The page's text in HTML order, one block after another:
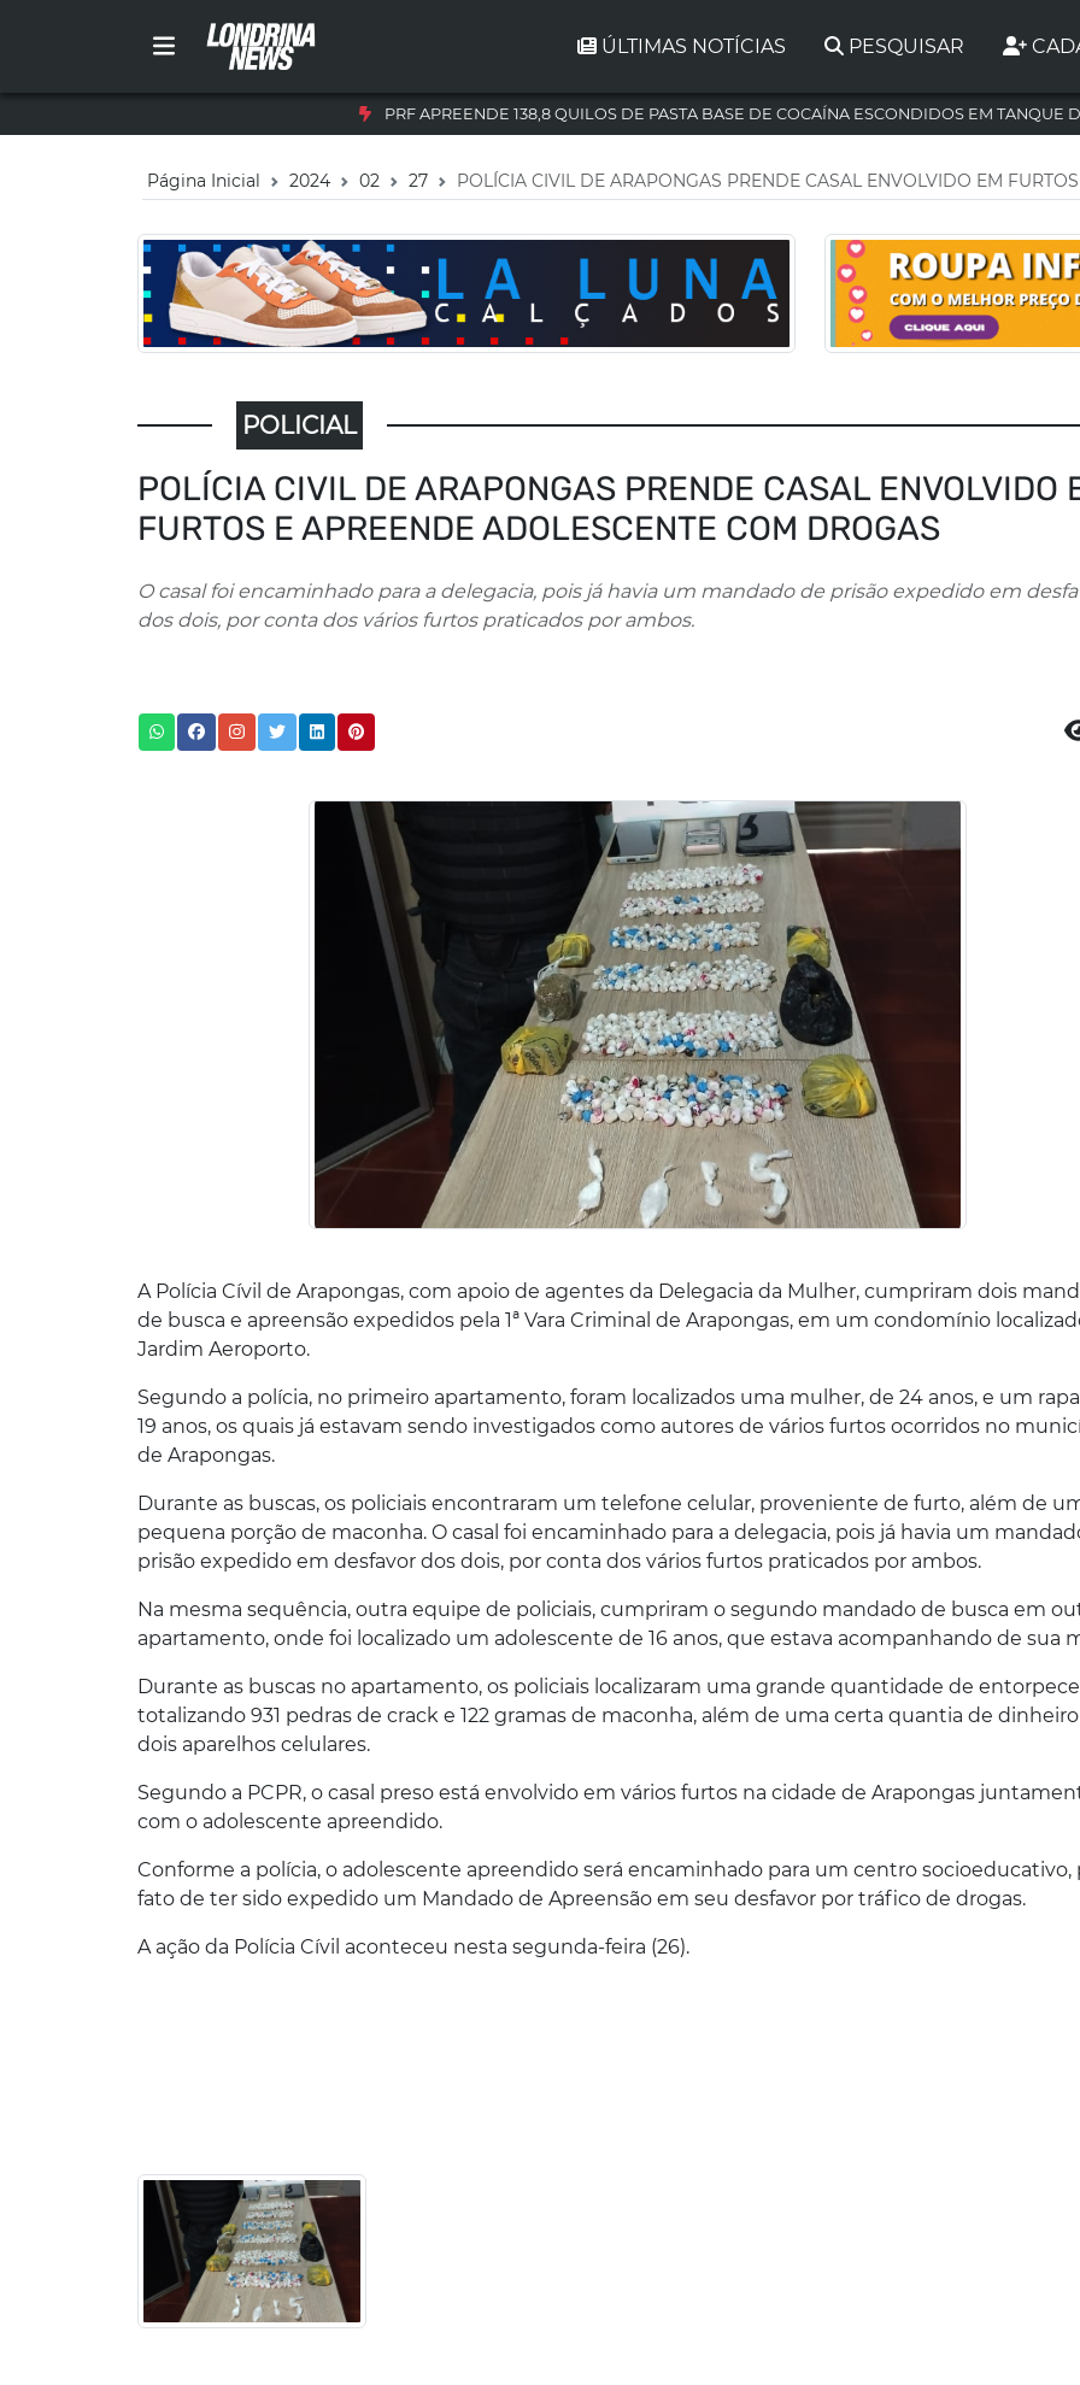
ÚLTIMAS NOTÍCIAS PESQUISAR
PRF APREENDE 138,8 QUILOS DE PASTA BASE DE COCAÍNA ESCONDIDOS EM TANQUE
Página Inicial 2024 02 27 POLÍCIA CIVIL DE ARAPONGAS PRENDE CASAL ENVOLVIDO EM
POLICIAL
POLÍCIA CIVIL DE ARAPONGAS PRENDE CASAL ENVOLVIDO
FURTOS E APREENDE ADOLESCENTE COM DROGAS
O casal foi encaminhado para a delegacia, pois já havia um mandado de prisão expedido em
dos dois, por conta dos vários furtos praticados por ambos.
A Polícia Cívil de Arapongas, com apoio de agentes da Delegacia da Mulher, cumpriram dois
de busca e apreensão expedidos pela 1ª Vara Criminal de Arapongas, em um condomínio
Jardim Aeroporto.
Segundo a polícia, no primeiro apartamento, foram localizados uma mulher, de 24 anos, e um
19 anos, os quais já estavam sendo investigados como autores de vários furtos ocorridos no
de Arapongas.
Durante as buscas, os policiais encontraram um telefone celular, proveniente de furto, além de
pequena porção de maconha. O casal foi encaminhado para a delegacia, pois já havia um
prisão expedido em desfavor dos dois, por conta dos vários furtos praticados por ambos.
Na mesma sequência, outra equipe de policiais, cumpriram o segundo mandado de busca em
apartamento, onde foi localizado um adolescente de 16 anos, que estava acompanhando de sua
Durante as buscas no apartamento, os policiais localizaram uma grande quantidade de
totalizando 931 pedras de crack e 122 gramas de maconha, além de uma certa quantia de
dois aparelhos celulares.
Segundo a PCPR, o casal preso está envolvido em vários furtos na cidade de Arapongas
com o adolescente apreendido.
Conforme a polícia, o adolescente apreendido será encaminhado para um centro socioeducativo,
fato de ter sido expedido um Mandado de Apreensão em seu desfavor por tráfico de drogas.
A ação da Polícia Cívil aconteceu nesta segunda-feira (26).